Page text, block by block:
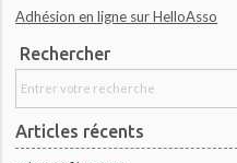
Adhésion en ligne sur HelloAsso
Rechercher
Articles récents